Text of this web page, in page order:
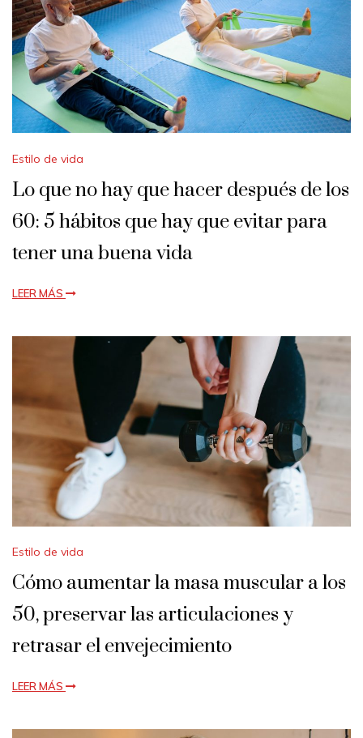
Estilo de vida
Lo que no hay que hacer después de los
60: 5 hábitos que hay que evitar para
tener una buena vida
LEER MÁS
Estilo de vida
Cómo aumentar la masa muscular a los
50, preservar las articulaciones y
retrasar el envejecimiento
LEER MÁS